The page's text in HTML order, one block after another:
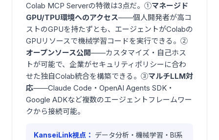
Colab MCP Serverの特徴は3点だ。①マネージド
GPU/TPU環境へのアクセス——個人開発者が高コ
ストのGPUを持たずとも、エージェントがColabの
GPUリソースで機械学習コードを実行できる。②
オープンソース公開——カスタマイズ・自己ホス
トが可能で、企業がセキュリティポリシーに合わ
せた独自Colab統合を構築できる。③マルチLLM対
応——Claude Code・OpenAI Agents SDK・
Google ADKなど複数のエージェントフレームワー
クから接続可能。
KanseiLink視点： データ分析・機械学習・BI系